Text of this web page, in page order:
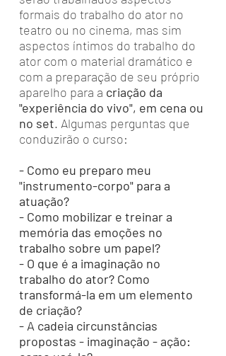
formais do trabalho do ator no
teatro ou no cinema, mas sim
aspectos íntimos do trabalho do
ator com o material dramático e
com a preparação de seu próprio
aparelho para a criação da
"experiência do vivo", em cena ou
no set. Algumas perguntas que
conduzirão o curso:
- Como eu preparo meu
"instrumento-corpo" para a
atuação?
- Como mobilizar e treinar a
memória das emoções no
trabalho sobre um papel?
- O que é a imaginação no
trabalho do ator? Como
transformá-la em um elemento
de criação?
- A cadeia circunstâncias
propostas - imaginação - ação: